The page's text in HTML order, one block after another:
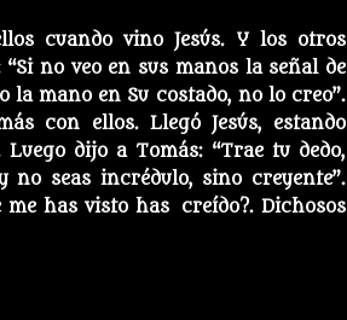
cuando vino Jesús. Y los otros
no veo en sus manos la señal de
la mano en Su costado, no lo creo”.
con ellos. Llegó Jesús, estando
dijo a Tomás: “Trae tu dedo,
seas incrédulo, sino creyente”.
me has visto has creído?. Dichosos